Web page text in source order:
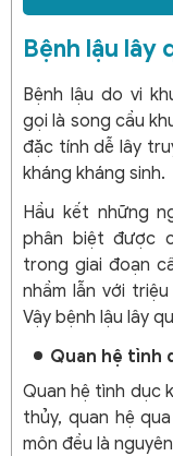
Bệnh lậu lây
Bệnh lậu do vi
gọi là song cầu
đặc tính dễ lây
kháng kháng sinh.
Hầu kết những
phân biệt được
trong giai đoạn
nhầm lẫn với
Vậy bệnh lậu lây
Quan hệ tình
Quan hệ tình dục
thủy, quan hệ
môn đều là